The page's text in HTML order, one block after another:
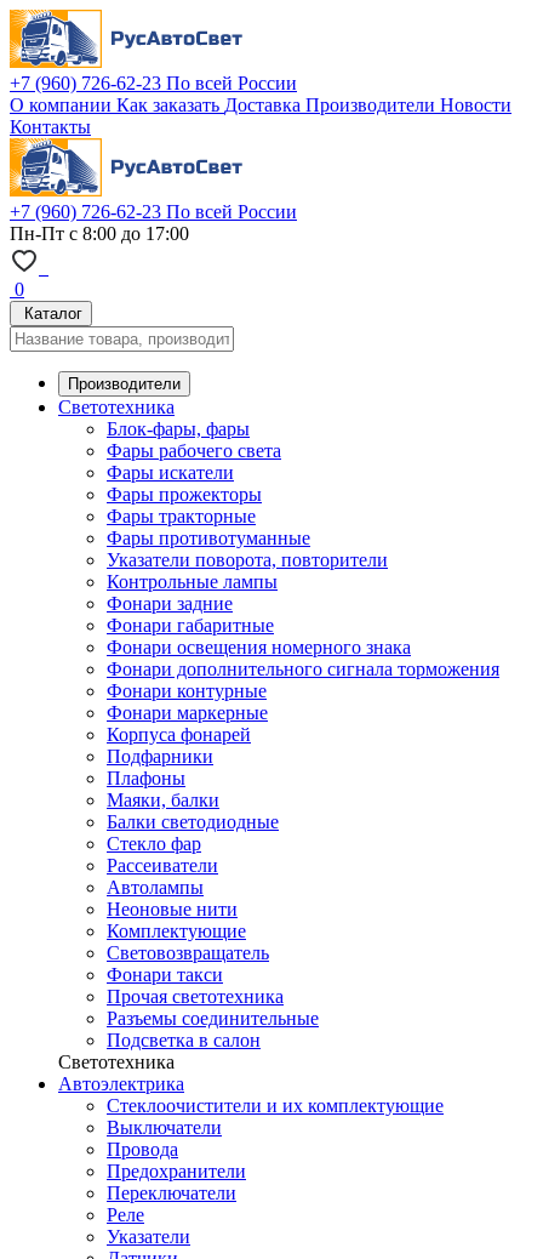
+7 (960) 726-62-23 По всей России
О компании Как заказать Доставка Производители Новости
Контакты
+7 (960) 726-62-23 По всей России
Пн-Пт с 8:00 до 17:00
0
Каталог
Производители
Светотехника
Блок-фары, фары
Фары рабочего света
Фары искатели
Фары прожекторы
Фары тракторные
Фары противотуманные
Указатели поворота, повторители
Контрольные лампы
Фонари задние
Фонари габаритные
Фонари освещения номерного знака
Фонари дополнительного сигнала торможения
Фонари контурные
Фонари маркерные
Корпуса фонарей
Подфарники
Плафоны
Маяки, балки
Балки светодиодные
Стекло фар
Рассеиватели
Автолампы
Неоновые нити
Комплектующие
Световозвращатель
Фонари такси
Прочая светотехника
Разъемы соединительные
Подсветка в салон
Светотехника
Автоэлектрика
Стеклоочистители и их комплектующие
Выключатели
Провода
Предохранители
Переключатели
Реле
Указатели